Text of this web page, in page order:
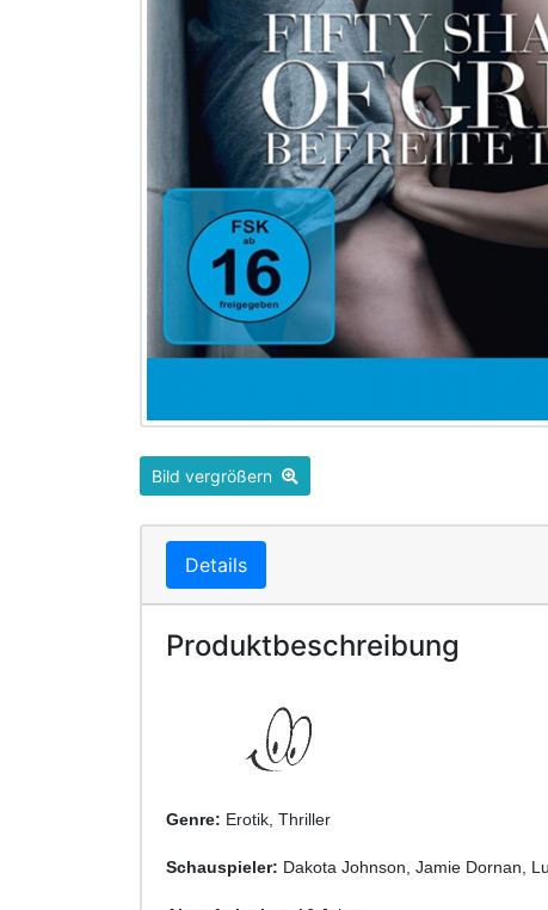
Bild vergrößern
Details
Produktbeschreibung
Genre: Erotik, Thriller
Schauspieler: Dakota Johnson, Jamie Dornan,